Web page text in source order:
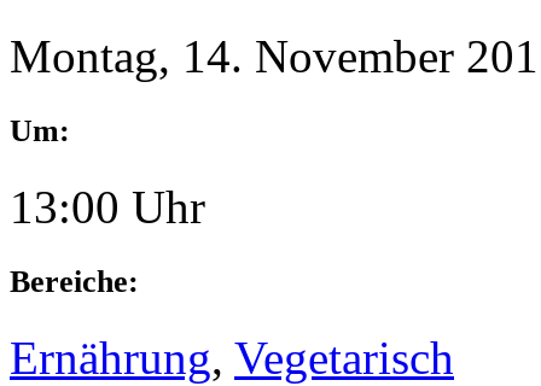
Montag, 14. November
Um:
13:00 Uhr
Bereiche:
Ernährung, Vegetarisch